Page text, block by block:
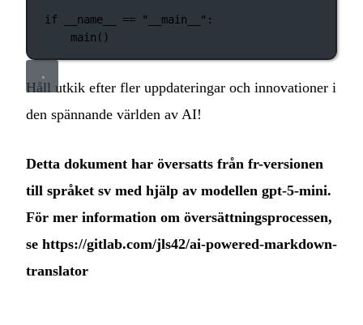
if __name__ == "__main__" :
main()
Håll utkik efter fler uppdateringar och innovationer i
den spännande världen av AI!
Detta dokument har översatts från fr-versionen
till språket sv med hjälp av modellen gpt-5-mini.
För mer information om översättningsprocessen,
se https://gitlab.com/jls42/ai-powered-markdown-
translator